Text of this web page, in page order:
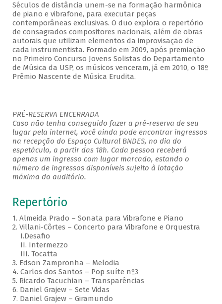
Séculos de distância unem-se na formação harmônica
de piano e vibrafone, para executar peças
contemporâneas exclusivas. O duo explora o repertório
de consagrados compositores nacionais, além de obras
autorais que utilizam elementos da improvisação de
cada instrumentista. Formado em 2009, após premiação
no Primeiro Concurso Jovens Solistas do Departamento
de Música da USP, os músicos venceram, já em 2010, o 18º
Prêmio Nascente de Música Erudita.
PRÉ-RESERVA ENCERRADA
Caso não tenha conseguido fazer a pré-reserva de seu
lugar pela internet, você ainda pode encontrar ingressos
na recepção do Espaço Cultural BNDES, no dia do
espetáculo, a partir das 18h. Cada pessoa receberá
apenas um ingresso com lugar marcado, estando o
número de ingressos disponíveis sujeito à lotação
máxima do auditório.
Repertório
1. Almeida Prado – Sonata para Vibrafone e Piano
2. Villani-Côrtes – Concerto para Vibrafone e Orquestra
I.Desafio
II. Intermezzo
III. Tocatta
3. Edson Zampronha – Melodia
4. Carlos dos Santos – Pop suíte nº3
5. Ricardo Tacuchian – Transparências
6. Daniel Grajew – Sete Vidas
7. Daniel Grajew – Giramundo